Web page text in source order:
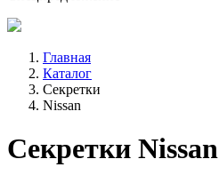
Главная
Каталог
Секретки
Nissan
Секретки Nissan